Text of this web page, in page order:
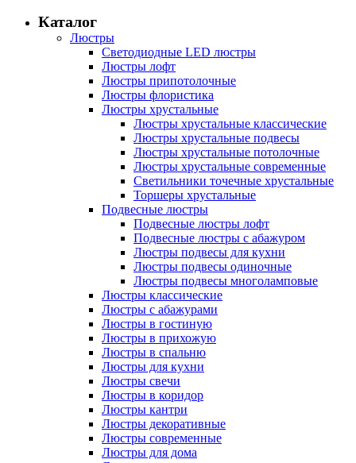
Каталог
Люстры
Светодиодные LED люстры
Люстры лофт
Люстры припотолочные
Люстры флористика
Люстры хрустальные
Люстры хрустальные классические
Люстры хрустальные подвесы
Люстры хрустальные потолочные
Люстры хрустальные современные
Светильники точечные хрустальные
Торшеры хрустальные
Подвесные люстры
Подвесные люстры лофт
Подвесные люстры с абажуром
Люстры подвесы для кухни
Люстры подвесы одиночные
Люстры подвесы многоламповые
Люстры классические
Люстры с абажурами
Люстры в гостиную
Люстры в прихожую
Люстры в спальню
Люстры для кухни
Люстры свечи
Люстры в коридор
Люстры кантри
Люстры декоративные
Люстры современные
Люстры для дома